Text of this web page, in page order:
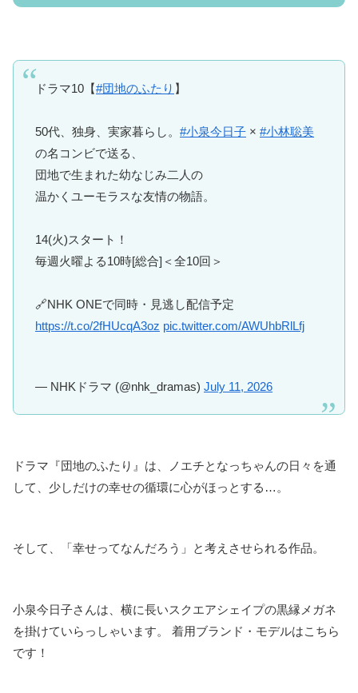
ドラマ10【#団地のふたり 】
50代、独身、実家暮らし。 #小泉今日子 × #小林聡美
の名コンビで送る、
団地で生まれた幼なじみ二人の
温かくユーモラスな友情の物語。
14(火)スタート！
毎週火曜よる10時[総合]＜全10回＞
🔗NHK ONEで同時・見逃し配信予定
https://t.co/2fHUcqA3oz pic.twitter.com/AWUhbRlLfj
— NHKドラマ (@nhk_dramas) July 11, 2026
ドラマ『団地のふたり』は、ノエチとなっちゃんの日々を通
して、少しだけの幸せの循環に心がほっとする…。
そして、「幸せってなんだろう」と考えさせられる作品。
小泉今日子さんは、横に長いスクエアシェイプの黒縁メガネ
を掛けていらっしゃいます。 着用ブランド・モデルはこちら
です！